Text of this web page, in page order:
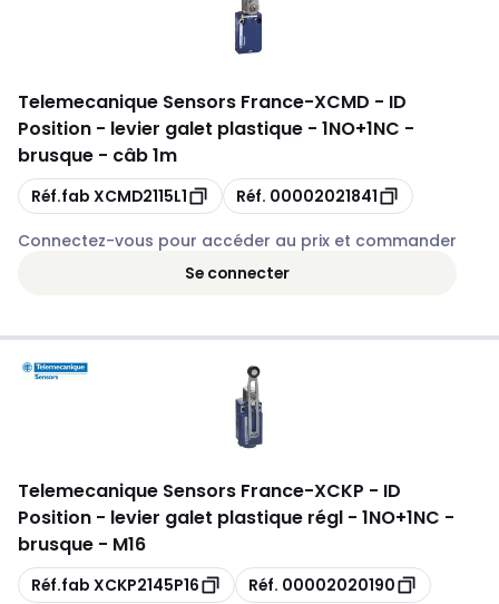
Telemecanique Sensors France-XCMD - ID
Position - levier galet plastique - 1NO+1NC -
brusque - câb 1m
Copie
Réf.fab XCMD2115L1 Copie
Réf. 00002021841
Connectez-vous pour accéder au prix et commander
Se connecter
Telemecanique Sensors France-XCKP - ID
Position - levier galet plastique régl - 1NO+1NC -
brusque - M16
Copie
Réf.fab XCKP2145P16 Copie
Réf. 00002020190